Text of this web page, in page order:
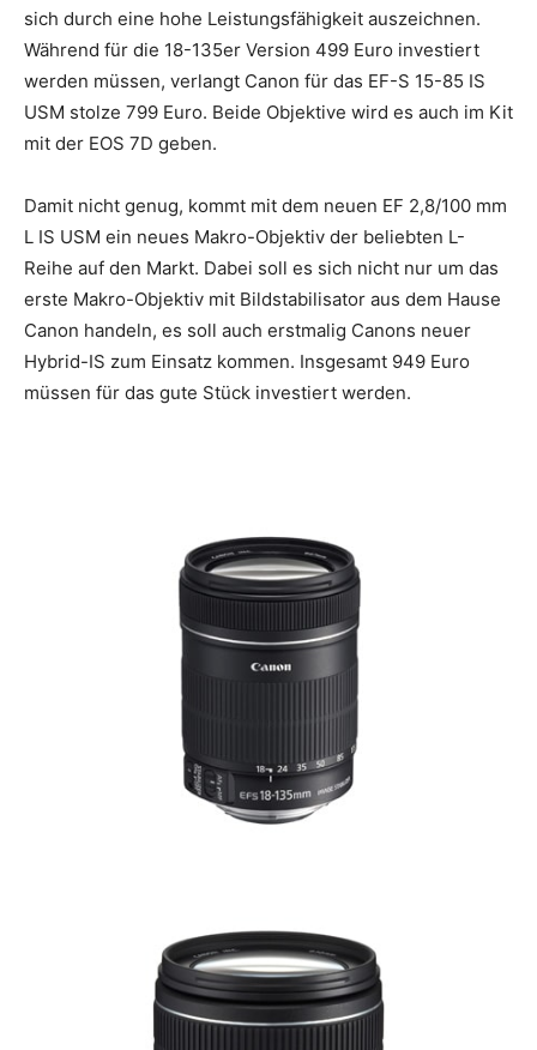
sich durch eine hohe Leistungsfähigkeit auszeichnen.
Während für die 18-135er Version 499 Euro investiert
werden müssen, verlangt Canon für das EF-S 15-85 IS
USM stolze 799 Euro. Beide Objektive wird es auch im Kit
mit der EOS 7D geben.
Damit nicht genug, kommt mit dem neuen EF 2,8/100 mm
L IS USM ein neues Makro-Objektiv der beliebten L-
Reihe auf den Markt. Dabei soll es sich nicht nur um das
erste Makro-Objektiv mit Bildstabilisator aus dem Hause
Canon handeln, es soll auch erstmalig Canons neuer
Hybrid-IS zum Einsatz kommen. Insgesamt 949 Euro
müssen für das gute Stück investiert werden.